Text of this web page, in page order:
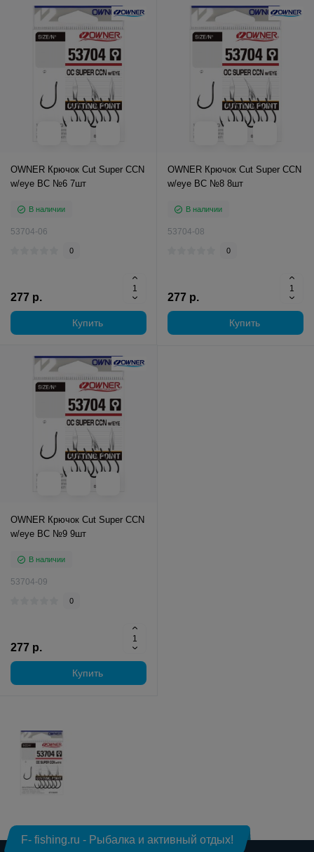
OWNER Крючок Cut Super CCN
w/eye BC №6 7шт
В наличии
53704-06
0
277 р.
Купить
OWNER Крючок Cut Super CCN
w/eye BC №8 8шт
В наличии
53704-08
0
277 р.
Купить
OWNER Крючок Cut Super CCN
w/eye BC №9 9шт
В наличии
53704-09
0
277 р.
Купить
F- fishing.ru - Рыбалка и активный отдых!